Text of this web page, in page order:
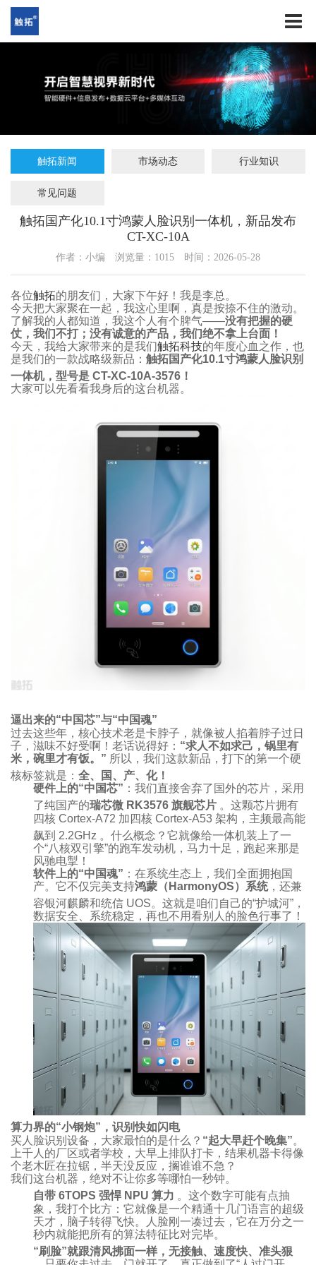
触拓新闻 市场动态 行业知识
常见问题
触拓国产化10.1寸鸿蒙人脸识别一体机，新品发布
CT-XC-10A
作者：小编 浏览量： 1015 时间：2026-05-28
各位触拓的朋友们，大家下午好！我是李总。
今天把大家聚在一起，我这心里啊，真是按捺不住的激动。
了解我的人都知道，我这个人有个脾气——没有把握的硬
仗，我们不打；没有诚意的产品，我们绝不拿上台面！
今天，我给大家带来的是我们触拓科技的年度心血之作，也
是我们的一款战略级新品： 触拓国产化10.1寸鸿蒙人脸识别
一体机，型号是 CT-XC-10A-3576 ！
大家可以先看看我身后的这台机器。
逼出来的“中国芯”与“中国魂”
过去这些年，核心技术老是卡脖子，就像被人掐着脖子过日
子，滋味不好受啊！老话说得好： “求人不如求己，锅里有
米，碗里才有饭。” 所以，我们这款新品，打下的第一个硬
核标签就是： 全、国、产、化！
硬件上的“中国芯” ：我们直接舍弃了国外的芯片，采用
了纯国产的瑞芯微 RK3576 旗舰芯片 。这颗芯片拥有
四核 Cortex-A72 加四核 Cortex-A53 架构，主频最高能
飙到 2.2GHz 。什么概念？它就像给一体机装上了一
个“八核双引擎”的跑车发动机，马力十足，跑起来那是
风驰电掣！
软件上的“中国魂” ：在系统生态上，我们全面拥抱国
产。它不仅完美支持鸿蒙（HarmonyOS）系统，还兼
容银河麒麟和统信 UOS。这就是咱们自己的“护城河”，
数据安全、系统稳定，再也不用看别人的脸色行事了！
算力界的“小钢炮”，识别快如闪电
买人脸识别设备，大家最怕的是什么？ “起大早赶个晚集”。
上千人的厂区或者学校，大早上排队打卡，结果机器卡得像
个老木匠在拉锯，半天没反应，搁谁谁不急？
我们这台机器，绝对不让你多等哪怕一秒钟。
自带 6TOPS 强悍 NPU 算力 。这个数字可能有点抽
象，我打个比方：它就像是一个精通十几门语言的超级
天才，脑子转得飞快。人脸刚一凑过去，它在万分之一
秒内就能把所有的算法特征比对完毕。
“刷脸”就跟清风拂面一样，无接触、速度快、准头狠